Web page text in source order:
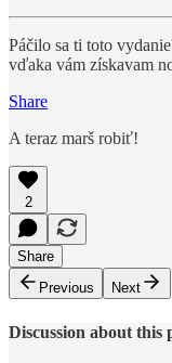
Páčilo sa ti toto
vďaka vám získavam
Share
A teraz marš robiť!
2
Share
Previous
Next
Discussion about this